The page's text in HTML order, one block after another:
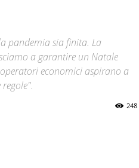
pandemia sia finita. La
a garantire un Natale
economici aspirano a
248